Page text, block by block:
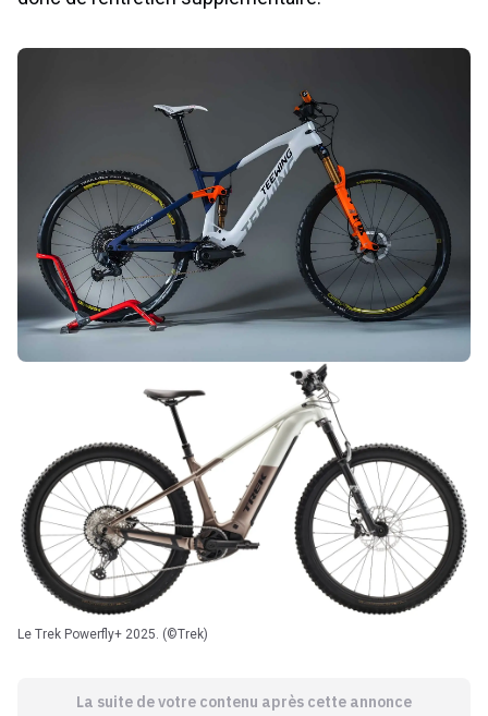
Le Trek Powerfly+ 2025. (©Trek)
La suite de votre contenu après cette annonce